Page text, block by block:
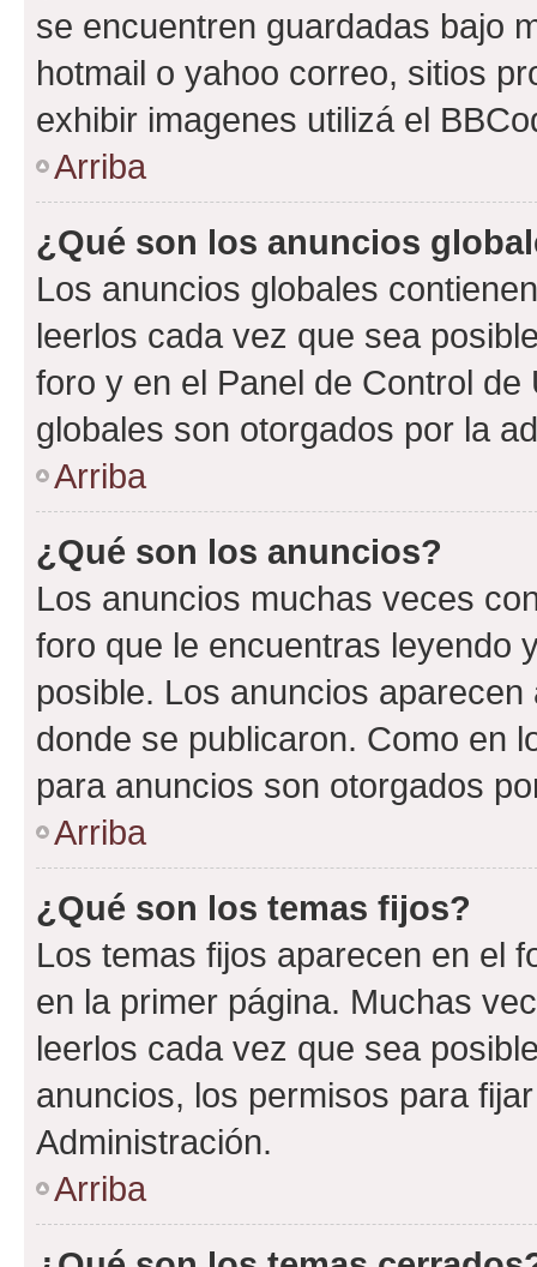
se encuentren guardadas bajo
hotmail o yahoo correo, sitios
exhibir imagenes utilizá el
Arriba
¿Qué son los anuncios
Los anuncios globales
leerlos cada vez que sea
foro y en el Panel de Control
globales son otorgados por la
Arriba
¿Qué son los anuncios?
Los anuncios muchas veces
foro que le encuentras leyendo
posible. Los anuncios
donde se publicaron. Como en
para anuncios son otorgados
Arriba
¿Qué son los temas fijos?
Los temas fijos aparecen en el
en la primer página. Muchas
leerlos cada vez que sea
anuncios, los permisos para
Administración.
Arriba